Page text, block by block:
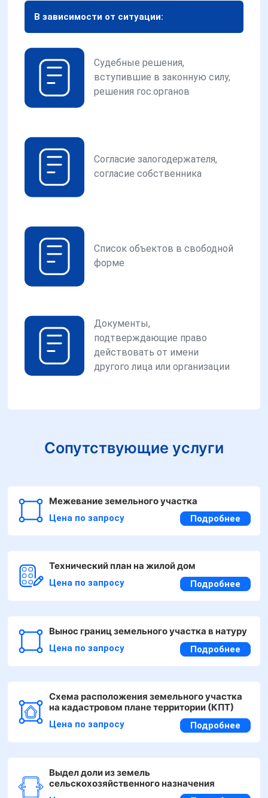
В зависимости от ситуации:
Судебные решения,
вступившие в законную силу,
решения гос.органов
Согласие залогодержателя,
согласие собственника
Список объектов в свободной
форме
Документы,
подтверждающие право
действовать от имени
другого лица или организации
Сопутствующие услуги
Межевание земельного участка
Цена по запросу Подробнее
Технический план на жилой дом
Цена по запросу Подробнее
Вынос границ земельного участка в натуру
Цена по запросу Подробнее
Схема расположения земельного участка
на кадастровом плане территории (КПТ)
Цена по запросу Подробнее
Выдел доли из земель
сельскохозяйственного назначения